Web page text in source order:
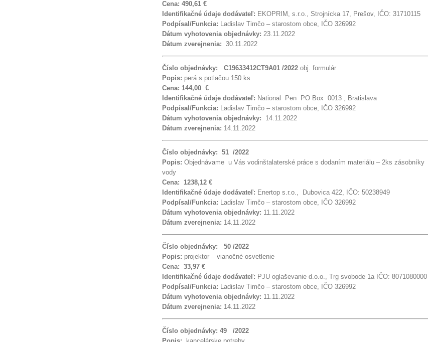
Cena: 490,61 €
Identifikačné údaje dodávateľ: EKOPRIM, s.r.o., Strojnícka 17, Prešov, IČO: 31710115
Podpísal/Funkcia: Ladislav Timčo – starostom obce, IČO 326992
Dátum vyhotovenia objednávky: 23.11.2022
Dátum zverejnenia: 30.11.2022
Číslo objednávky: C19633412CT9A01 /2022 obj. formulár
Popis: perá s potlačou 150 ks
Cena: 144,00 €
Identifikačné údaje dodávateľ: National Pen PO Box 0013 , Bratislava
Podpísal/Funkcia: Ladislav Timčo – starostom obce, IČO 326992
Dátum vyhotovenia objednávky: 14.11.2022
Dátum zverejnenia: 14.11.2022
Číslo objednávky: 51 /2022
Popis: Objednávame u Vás vodinštalaterské práce s dodaním materiálu – 2ks zásobníky
vody
Cena: 1238,12 €
Identifikačné údaje dodávateľ: Enertop s.r.o., Dubovica 422, IČO: 50238949
Podpísal/Funkcia: Ladislav Timčo – starostom obce, IČO 326992
Dátum vyhotovenia objednávky: 11.11.2022
Dátum zverejnenia: 14.11.2022
Číslo objednávky: 50 /2022
Popis: projektor – vianočné osvetlenie
Cena: 33,97 €
Identifikačné údaje dodávateľ: PJU oglaševanie d.o.o., Trg svobode 1a IČO: 8071080000
Podpísal/Funkcia: Ladislav Timčo – starostom obce, IČO 326992
Dátum vyhotovenia objednávky: 11.11.2022
Dátum zverejnenia: 14.11.2022
Číslo objednávky: 49 /2022